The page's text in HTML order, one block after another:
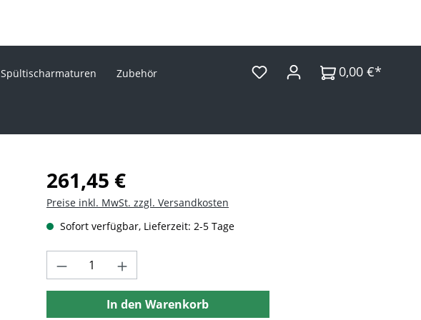
Spültischarmaturen Zubehör 0,00 €*
Regulärer Preis:
261,45 €
Preise inkl. MwSt. zzgl. Versandkosten
Sofort verfügbar, Lieferzeit: 2-5 Tage
Produkt Anzahl: Gib den gewünschten Wert
In den Warenkorb